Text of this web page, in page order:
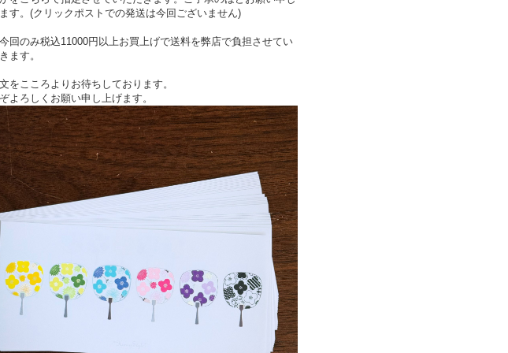
す。(クリックポストでの発送は今回ございません)
回のみ税込11000円以上お買上げで送料を弊店で負担させてい
ます。
をこころよりお待ちしております。
よろしくお願い申し上げます。